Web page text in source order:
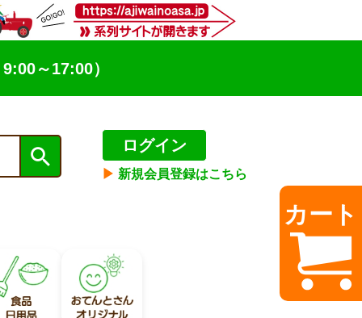
～17:00）
ログイン
▶︎ 新規会員登録はこちら
カート